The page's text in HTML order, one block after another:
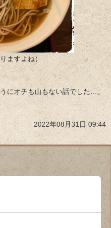
ますよね）
にオチも山もない話でした…。
2022年08月31日 09:44